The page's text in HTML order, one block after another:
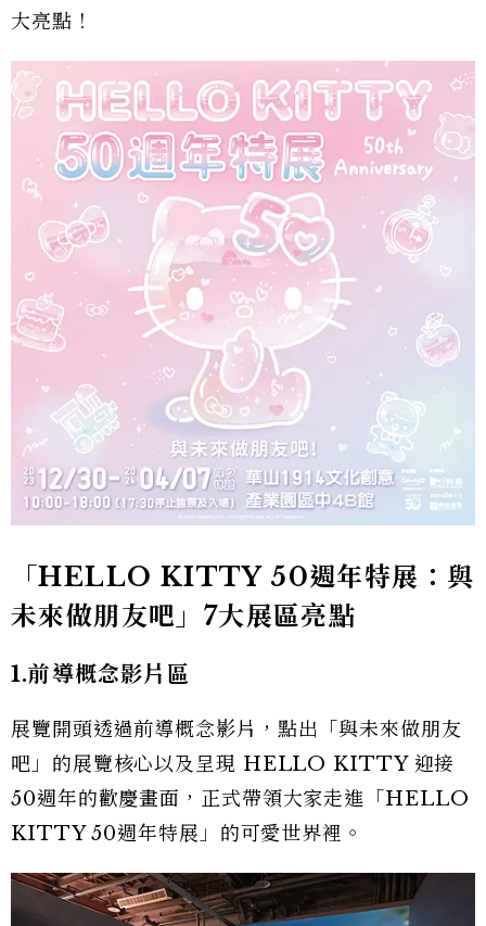
大亮點！
「HELLO KITTY 50週年特展：與
未來做朋友吧」7大展區亮點
1.前導概念影片區
展覽開頭透過前導概念影片，點出「與未來做朋友
吧」的展覽核心以及呈現 HELLO KITTY 迎接
50週年的歡慶畫面，正式帶領大家走進「HELLO
KITTY 50週年特展」的可愛世界裡。